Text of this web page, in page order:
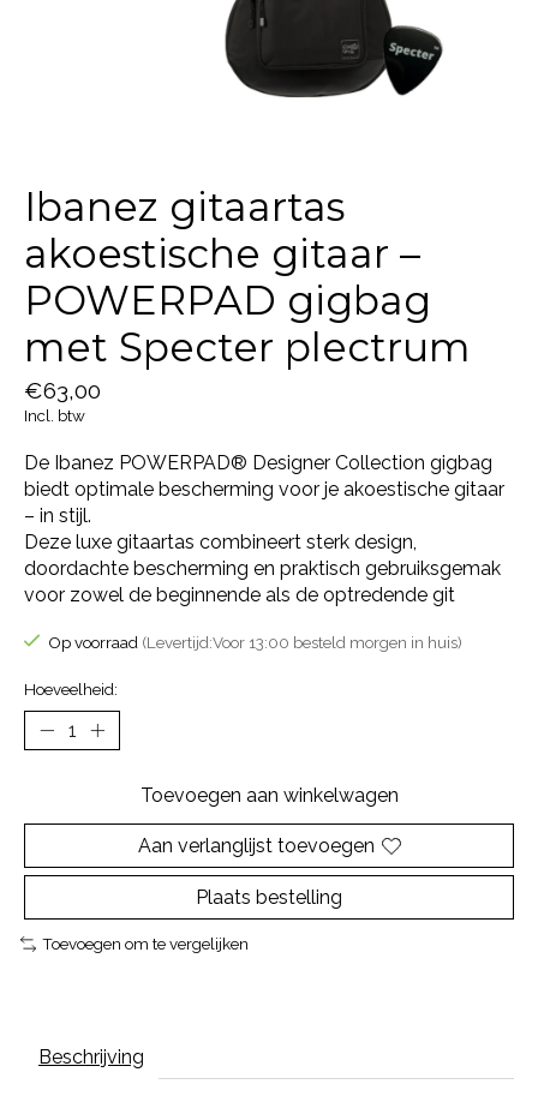
Ibanez gitaartas
akoestische gitaar –
POWERPAD gigbag
met Specter plectrum
€63,00
Incl. btw
De Ibanez POWERPAD® Designer Collection gigbag
biedt optimale bescherming voor je akoestische gitaar
– in stijl.
Deze luxe gitaartas combineert sterk design,
doordachte bescherming en praktisch gebruiksgemak
voor zowel de beginnende als de optredende git
Op voorraad (Levertijd:Voor 13:00 besteld morgen in huis)
Hoeveelheid:
Toevoegen aan winkelwagen
Aan verlanglijst toevoegen
Plaats bestelling
Toevoegen om te vergelijken
Beschrijving